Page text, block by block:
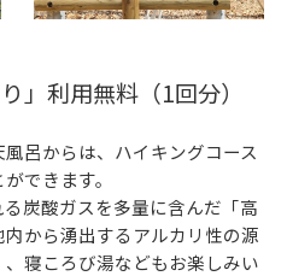
」利用無料（1回分）
呂からは、ハイキングコース
できます。
炭酸ガスを多量に含んだ「高
から湧出するアルカリ性の源
寝ころび湯などもお楽しみい